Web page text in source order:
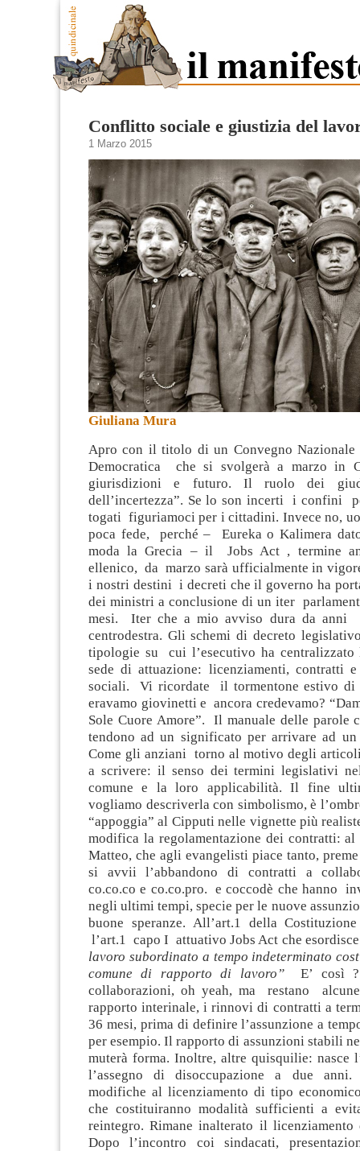
Conflitto sociale e giustizia del
1 Marzo 2015
Giuliana Mura
Apro con il titolo di un Convegno Nazionale
Democratica che si svolgerà a marzo in
giurisdizioni e futuro. Il ruolo dei
dell’incertezza”. Se lo son incerti i confini
togati figuriamoci per i cittadini. Invece no,
poca fede, perché – Eureka o Kalimera
moda la Grecia – il Jobs Act , termine
ellenico, da marzo sarà ufficialmente in
i nostri destini i decreti che il governo ha
dei ministri a conclusione di un iter
mesi. Iter che a mio avviso dura da anni
centrodestra. Gli schemi di decreto
tipologie su cui l’esecutivo ha
sede di attuazione: licenziamenti, contratti
sociali. Vi ricordate il tormentone estivo di
eravamo giovinetti e ancora credevamo?
Sole Cuore Amore”. Il manuale delle parole
tendono ad un significato per arrivare ad
Come gli anziani torno al motivo degli
a scrivere: il senso dei termini legislativi
comune e la loro applicabilità. Il fine
vogliamo descriverla con simbolismo, è
“appoggia” al Cipputi nelle vignette più
modifica la regolamentazione dei contratti:
Matteo, che agli evangelisti piace tanto,
si avvii l’abbandono di contratti a
co.co.co e co.co.pro. e coccodè che hanno
negli ultimi tempi, specie per le nuove
buone speranze. All’art.1 della
l’art.1 capo I attuativo Jobs Act che
lavoro subordinato a tempo indeterminato
comune di rapporto di lavoro”E’ così ?
collaborazioni, oh yeah, ma restano
rapporto interinale, i rinnovi di contratti a
36 mesi, prima di definire l’assunzione a
per esempio. Il rapporto di assunzioni stabili
muterà forma. Inoltre, altre quisquilie: nasce
l’assegno di disoccupazione a due anni.
modifiche al licenziamento di tipo
che costituiranno modalità sufficienti a
reintegro. Rimane inalterato il licenziamento
Dopo l’incontro coi sindacati,